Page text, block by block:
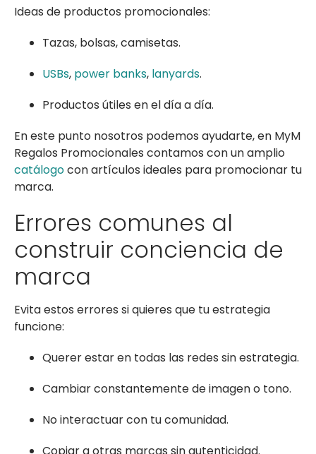
Ideas de productos promocionales:
Tazas, bolsas, camisetas.
USBs, power banks, lanyards.
Productos útiles en el día a día.
En este punto nosotros podemos ayudarte, en MyM
Regalos Promocionales contamos con un amplio
catálogocon artículos ideales para promocionar tu
marca.
Errores comunes al
construir conciencia de
marca
Evita estos errores si quieres que tu estrategia
funcione:
Querer estar en todas las redes sin estrategia.
Cambiar constantemente de imagen o tono.
No interactuar con tu comunidad.
Copiar a otras marcas sin autenticidad.